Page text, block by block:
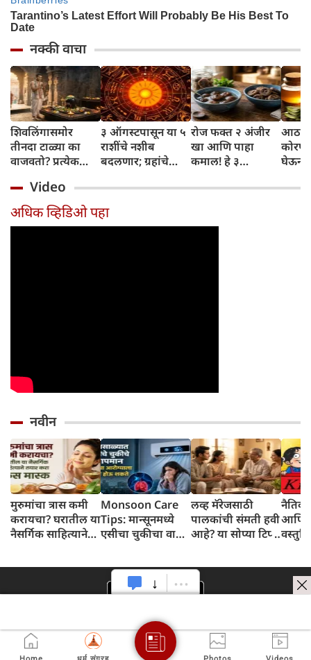
नक्की वाचा
शिवलिंगासमोर
तीनदा टाळ्या का
वाजवतो? प्रत्येक
जाणून घ्या
३ ऑगस्टपासून या ५
राशींचे नशीब
बदलणार; ग्रहांचे
संपतील आणि शुभ
दिवसांची सुरुवात
होईल
रोज फक्त २ अंजीर
खा आणि पाहा
कमाल! हे ३
तुम्हाला ठाऊक
घेऊन
Video
अधिक व्हिडिओ पहा
नवीन
मुरुमांचा त्रास कमी
करायचा? घरातील या
नैसर्गिक साहित्याने
Monsoon Care
Tips: मान्सूनमध्ये
एसीचा चुकीचा वापर
घ्या
लव्ह मॅरेजसाठी
पालकांची संमती हवी
आहे? या सोप्या टिप्स
नैतिक
आणि